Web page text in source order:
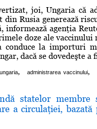
joi, Ungaria că
Rusia generează
informează agenţia
doze ale vaccinului
la importuri
dacă se dovedeşte a
ungaria, administrarea vaccinului,
statelor membre
a circulaţiei, bazată